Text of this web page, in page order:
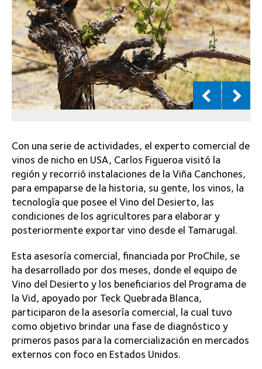
Con una serie de actividades, el experto comercial de
vinos de nicho en USA, Carlos Figueroa visitó la
región y recorrió instalaciones de la Viña Canchones,
para empaparse de la historia, su gente, los vinos, la
tecnología que posee el Vino del Desierto, las
condiciones de los agricultores para elaborar y
posteriormente exportar vino desde el Tamarugal.
Esta asesoría comercial, financiada por ProChile, se
ha desarrollado por dos meses, donde el equipo de
Vino del Desierto y los beneficiarios del Programa de
la Vid, apoyado por Teck Quebrada Blanca,
participaron de la asesoría comercial, la cual tuvo
como objetivo brindar una fase de diagnóstico y
primeros pasos para la comercialización en mercados
externos con foco en Estados Unidos.